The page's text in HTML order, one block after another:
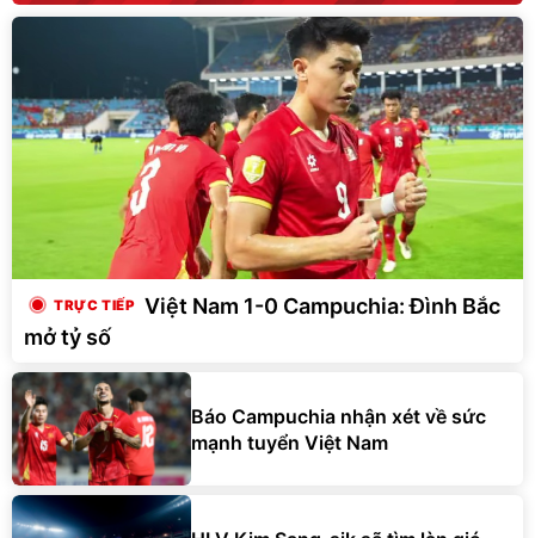
Việt Nam 1-0 Campuchia: Đình Bắc
mở tỷ số
Báo Campuchia nhận xét về sức
mạnh tuyển Việt Nam